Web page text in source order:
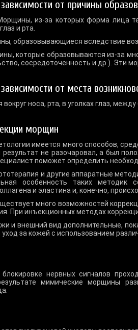
от причины
из-за которых форма лица
и рта.
образовывающиеся вследствие
которые образовываются из-за
сосредоточенность и др.). Эти
от места
носа, рта, в уголках глаз,
морщин
имеется много способов,
не разочаровал, а был
поможет определить
и другие аппаратные
особенность таких методик
и эластина и, конечно,
много возможностей
При инъекционных методах
и внешний вид дополнительные,
за кожей с использованием
нервных сигналов
мимические морщины